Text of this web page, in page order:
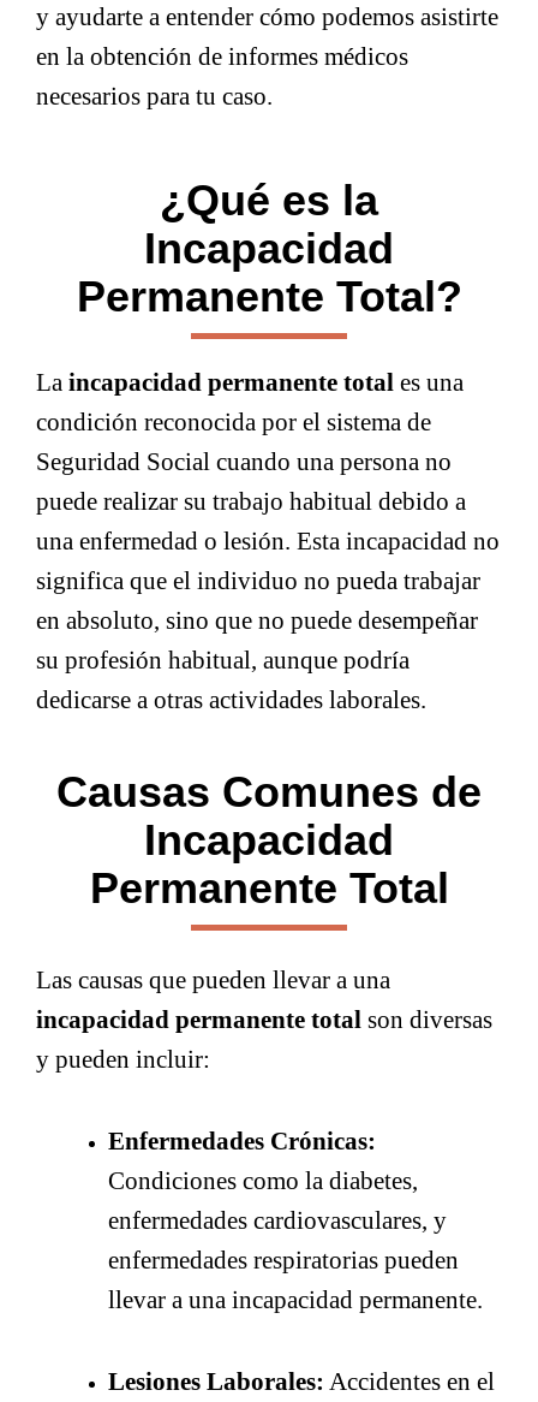
y ayudarte a entender cómo podemos asistirte
en la obtención de informes médicos
necesarios para tu caso.
¿Qué es la
Incapacidad
Permanente Total?
La incapacidad permanente totales una
condición reconocida por el sistema de
Seguridad Social cuando una persona no
puede realizar su trabajo habitual debido a
una enfermedad o lesión. Esta incapacidad no
significa que el individuo no pueda trabajar
en absoluto, sino que no puede desempeñar
su profesión habitual, aunque podría
dedicarse a otras actividades laborales.
Causas Comunes de
Incapacidad
Permanente Total
Las causas que pueden llevar a una
incapacidad permanente totalson diversas
y pueden incluir:
Enfermedades Crónicas:
Condiciones como la diabetes,
enfermedades cardiovasculares, y
enfermedades respiratorias pueden
llevar a una incapacidad permanente.
Lesiones Laborales: Accidentes en el